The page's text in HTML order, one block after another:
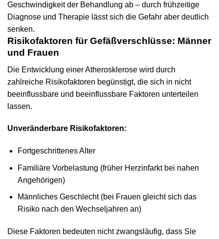
Geschwindigkeit der Behandlung ab – durch frühzeitige
Diagnose und Therapie lässt sich die Gefahr aber deutlich
senken.
Risikofaktoren für Gefäßverschlüsse: Männer
und Frauen
Die Entwicklung einer Atherosklerose wird durch
zahlreiche Risikofaktoren begünstigt, die sich in nicht
beeinflussbare und beeinflussbare Faktoren unterteilen
lassen.
Unveränderbare Risikofaktoren:
Fortgeschrittenes Alter
Familiäre Vorbelastung (früher Herzinfarkt bei nahen
Angehörigen)
Männliches Geschlecht (bei Frauen gleicht sich das
Risiko nach den Wechseljahren an)
Diese Faktoren bedeuten nicht zwangsläufig, dass Sie